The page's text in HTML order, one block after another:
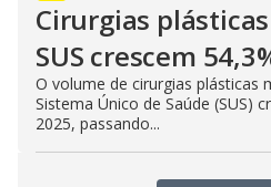
Cirurgias
SUS crescem
O volume de cirurgias plásticas
Sistema Único de Saúde (SUS)
2025, passando...